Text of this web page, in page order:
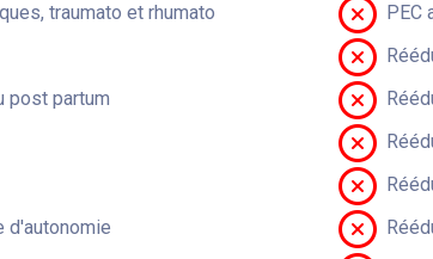
traumato et rhumato
PEC
post partum
d'autonomie